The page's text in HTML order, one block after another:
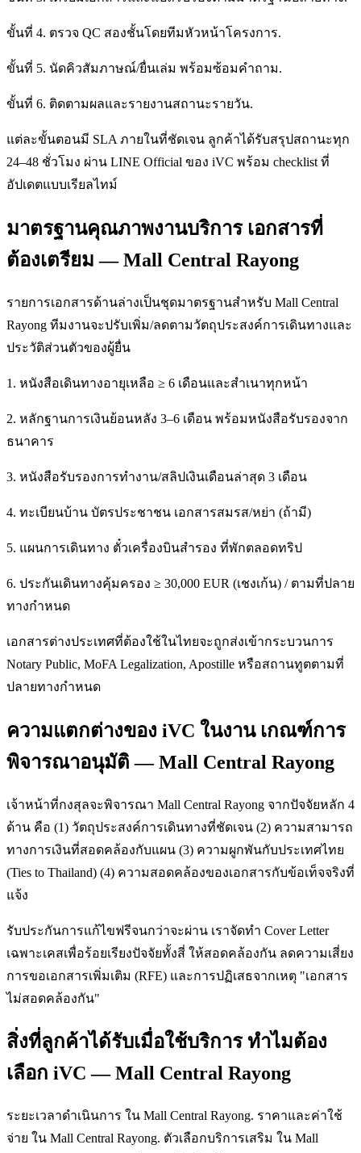
ขั้นที่ 4. ตรวจ QC สองชั้นโดยทีมหัวหน้าโครงการ.
ขั้นที่ 5. นัดคิวสัมภาษณ์/ยื่นเล่ม พร้อมซ้อมคำถาม.
ขั้นที่ 6. ติดตามผลและรายงานสถานะรายวัน.
แต่ละขั้นตอนมี SLA ภายในที่ชัดเจน ลูกค้าได้รับสรุปสถานะทุก
24–48 ชั่วโมง ผ่าน LINE Official ของ iVC พร้อม checklist ที่
อัปเดตแบบเรียลไทม์
มาตรฐานคุณภาพงานบริการ เอกสารที่
ต้องเตรียม — Mall Central Rayong
รายการเอกสารด้านล่างเป็นชุดมาตรฐานสำหรับ Mall Central
Rayong ทีมงานจะปรับเพิ่ม/ลดตามวัตถุประสงค์การเดินทางและ
ประวัติส่วนตัวของผู้ยื่น
1. หนังสือเดินทางอายุเหลือ ≥ 6 เดือนและสำเนาทุกหน้า
2. หลักฐานการเงินย้อนหลัง 3–6 เดือน พร้อมหนังสือรับรองจาก
ธนาคาร
3. หนังสือรับรองการทำงาน/สลิปเงินเดือนล่าสุด 3 เดือน
4. ทะเบียนบ้าน บัตรประชาชน เอกสารสมรส/หย่า (ถ้ามี)
5. แผนการเดินทาง ตั๋วเครื่องบินสำรอง ที่พักตลอดทริป
6. ประกันเดินทางคุ้มครอง ≥ 30,000 EUR (เชงเก้น) / ตามที่ปลาย
ทางกำหนด
เอกสารต่างประเทศที่ต้องใช้ในไทยจะถูกส่งเข้ากระบวนการ
Notary Public, MoFA Legalization, Apostille หรือสถานทูตตามที่
ปลายทางกำหนด
ความแตกต่างของ iVC ในงาน เกณฑ์การ
พิจารณาอนุมัติ — Mall Central Rayong
เจ้าหน้าที่กงสุลจะพิจารณา Mall Central Rayong จากปัจจัยหลัก 4
ด้าน คือ (1) วัตถุประสงค์การเดินทางที่ชัดเจน (2) ความสามารถ
ทางการเงินที่สอดคล้องกับแผน (3) ความผูกพันกับประเทศไทย
(Ties to Thailand) (4) ความสอดคล้องของเอกสารกับข้อเท็จจริงที่
แจ้ง
รับประกันการแก้ไขฟรีจนกว่าจะผ่าน เราจัดทำ Cover Letter
เฉพาะเคสเพื่อร้อยเรียงปัจจัยทั้งสี่ ให้สอดคล้องกัน ลดความเสี่ยง
การขอเอกสารเพิ่มเติม (RFE) และการปฏิเสธจากเหตุ "เอกสาร
ไม่สอดคล้องกัน"
สิ่งที่ลูกค้าได้รับเมื่อใช้บริการ ทำไมต้อง
เลือก iVC — Mall Central Rayong
ระยะเวลาดำเนินการ ใน Mall Central Rayong. ราคาและค่าใช้
จ่าย ใน Mall Central Rayong. ตัวเลือกบริการเสริม ใน Mall